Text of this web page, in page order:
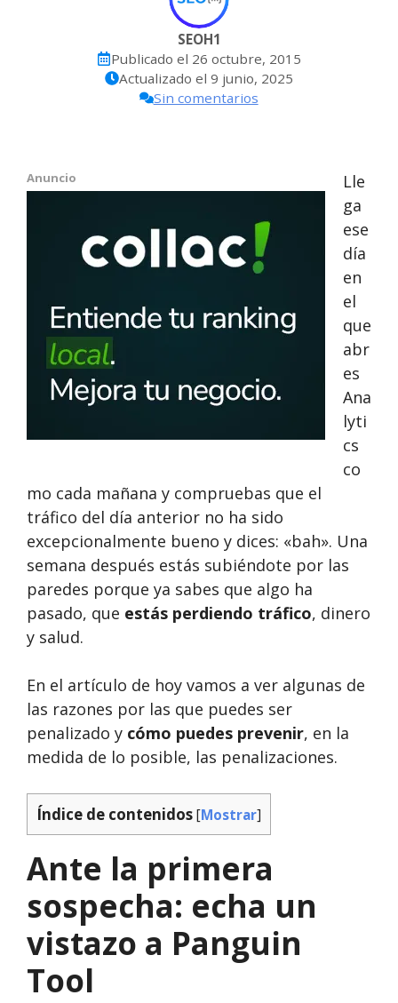
SEOH1
Publicado el 26 octubre, 2015
Actualizado el 9 junio, 2025
Sin comentarios
Anuncio
Lle
ga
ese
día
en
el
que
abr
es
Ana
lyti
cs
co
mo cada mañana y compruebas que el
tráfico del día anterior no ha sido
excepcionalmente bueno y dices: «bah». Una
semana después estás subiéndote por las
paredes porque ya sabes que algo ha
pasado, que estás perdiendo tráfico, dinero
y salud.
En el artículo de hoy vamos a ver algunas de
las razones por las que puedes ser
penalizado y cómo puedes prevenir, en la
medida de lo posible, las penalizaciones.
Índice de contenidos[Mostrar]
Ante la primera
sospecha: echa un
vistazo a Panguin
Tool